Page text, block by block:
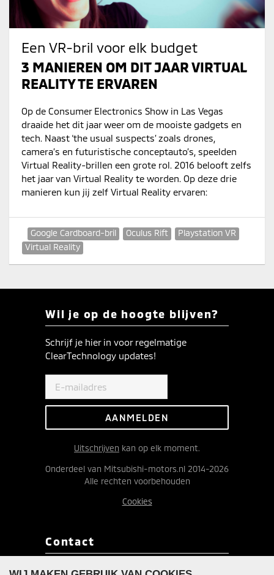
Een VR-bril voor elk budget
3 MANIEREN OM DIT JAAR VIRTUAL
REALITY TE ERVAREN
Op de Consumer Electronics Show in Las Vegas
draaide het dit jaar weer om de mooiste gadgets en
tech. Naast ‘the usual suspects’ zoals drones,
camera’s en futuristische conceptauto’s, speelden
Virtual Reality-brillen een grote rol. 2016 belooft zelfs
het jaar van Virtual Reality te worden. Op deze drie
manieren kun jij zelf Virtual Reality ervaren:
Google Cardboard-bril Oculus Rift
Playstation VR
Virtual Reality
Wil je op de hoogte blijven?
Schrijf je hier in voor regelmatige
ClearTechnology updates!
Uitschrijven kan op elk moment.
Onderdeel van Mitsubishi-motors.nl 2014-2026
Alle rechten voorbehouden
Cookies
Contact
Redactie ClearTechnology